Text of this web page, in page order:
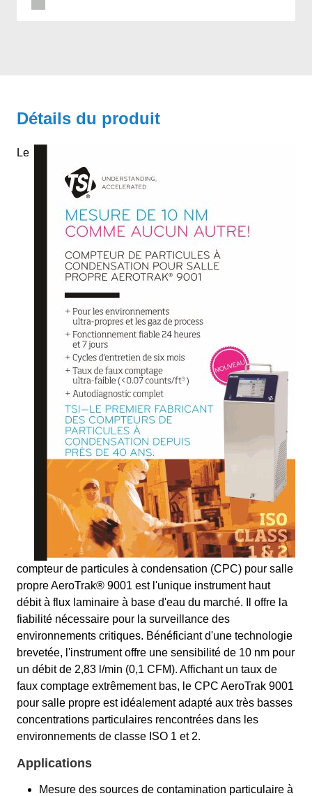
Détails du produit
Le
compteur de particules à condensation (CPC) pour salle
propre AeroTrak® 9001 est l'unique instrument haut
débit à flux laminaire à base d'eau du marché. Il offre la
fiabilité nécessaire pour la surveillance des
environnements critiques. Bénéficiant d'une technologie
brevetée, l'instrument offre une sensibilité de 10 nm pour
un débit de 2,83 l/min (0,1 CFM). Affichant un taux de
faux comptage extrêmement bas, le CPC AeroTrak 9001
pour salle propre est idéalement adapté aux très basses
concentrations particulaires rencontrées dans les
environnements de classe ISO 1 et 2.
Applications
Mesure des sources de contamination particulaire à